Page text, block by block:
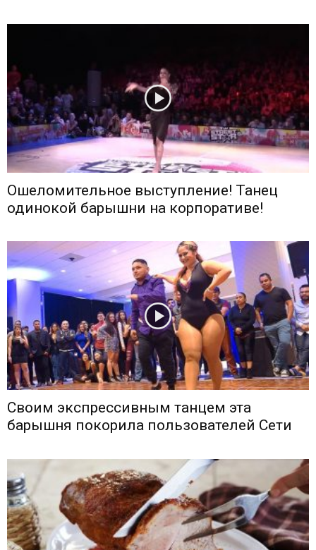
Ошеломительное выступление! Танец
одинокой барышни на корпоративе!
Своим экспрессивным танцем эта
барышня покорила пользователей Сети